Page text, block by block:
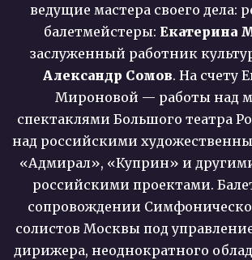
ведущие мастера своего дела:
балетмейстеры: Екатерина
заслуженный работник
Александр Сомов. На счету
Мироновой — работы над
спектаклями Большого театра
над российскими
«Адмирал», «Куприн» и
российскими проектами.
сопровождении
солистов Москвы под
дирижера, неоднократного